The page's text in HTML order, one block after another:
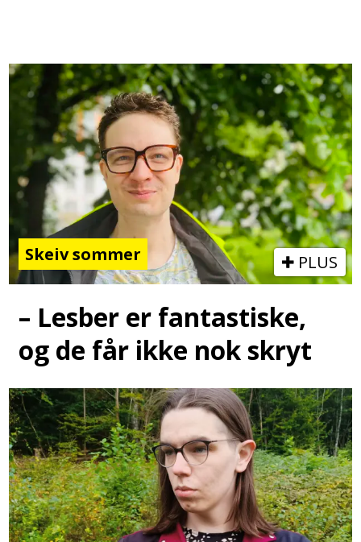
Skeiv sommer PLUS
– Lesber er fantastiske,
og de får ikke nok skryt